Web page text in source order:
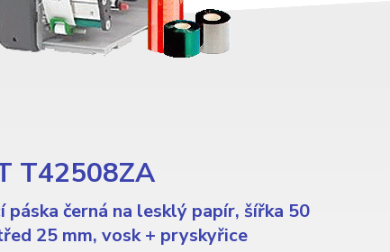
T42508ZA
páska černá na lesklý papír, šířka 50
25 mm, vosk + pryskyřice